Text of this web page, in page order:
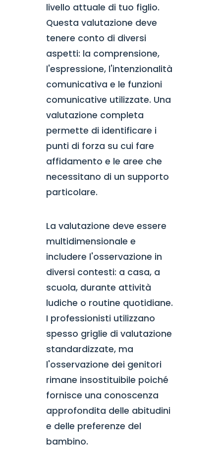
livello attuale di tuo figlio.
Questa valutazione deve
tenere conto di diversi
aspetti: la comprensione,
l'espressione, l'intenzionalità
comunicativa e le funzioni
comunicative utilizzate. Una
valutazione completa
permette di identificare i
punti di forza su cui fare
affidamento e le aree che
necessitano di un supporto
particolare.
La valutazione deve essere
multidimensionale e
includere l'osservazione in
diversi contesti: a casa, a
scuola, durante attività
ludiche o routine quotidiane.
I professionisti utilizzano
spesso griglie di valutazione
standardizzate, ma
l'osservazione dei genitori
rimane insostituibile poiché
fornisce una conoscenza
approfondita delle abitudini
e delle preferenze del
bambino.